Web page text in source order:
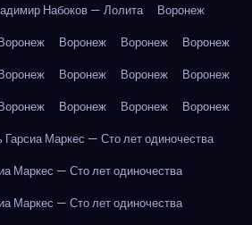
Набоков — Лолита
Воронеж
Воронеж Воронеж
Воронеж
Воронеж Воронеж
Воронеж
Воронеж Воронеж
Воронеж
Гарсиа Маркес — Сто лет одиночества
Маркес — Сто лет одиночества
Маркес — Сто лет одиночества